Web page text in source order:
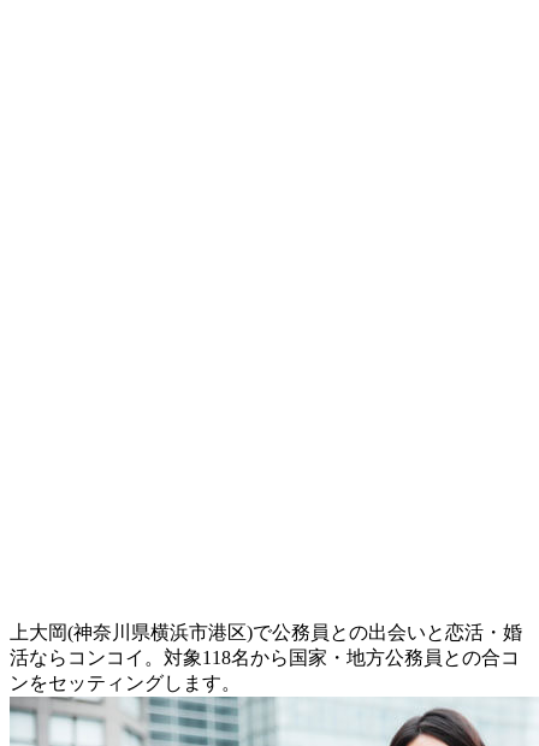
上大岡(神奈川県横浜市港区)で公務員との出会いと恋活・婚
活ならコンコイ。対象118名から国家・地方公務員との合コ
ンをセッティングします。